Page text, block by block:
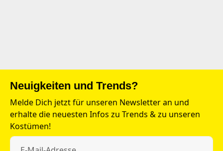
Neuigkeiten und Trends?
Melde Dich jetzt für unseren Newsletter an und
erhalte die neuesten Infos zu Trends & zu unseren
Kostümen!